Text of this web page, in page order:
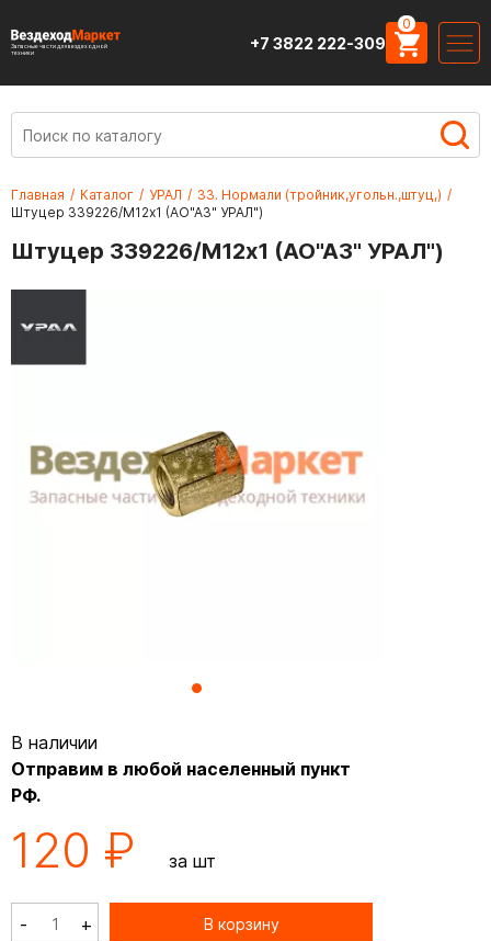
Запасные части для вездеходной
техники
+7 3822 222-309
0
Главная / Каталог / УРАЛ / 33. Нормали (тройник,угольн.,штуц,) /
Штуцер 339226/М12х1 (АО"АЗ" УРАЛ")
Штуцер 339226/М12х1 (АО"АЗ" УРАЛ")
В наличии
Отправим в любой населенный пункт
РФ.
120 ₽ за шт
- + В корзину